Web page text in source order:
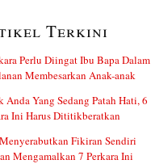
Terkini
Perlu Diingat Ibu Bapa Dalam
Membesarkan Anak-anak
Anda Yang Sedang Patah Hati, 6
Ini Harus Dititikberatkan
Fikiran Sendiri
Mengamalkan 7 Perkara Ini